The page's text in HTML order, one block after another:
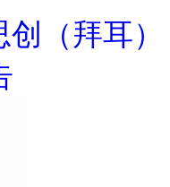
（拜耳）